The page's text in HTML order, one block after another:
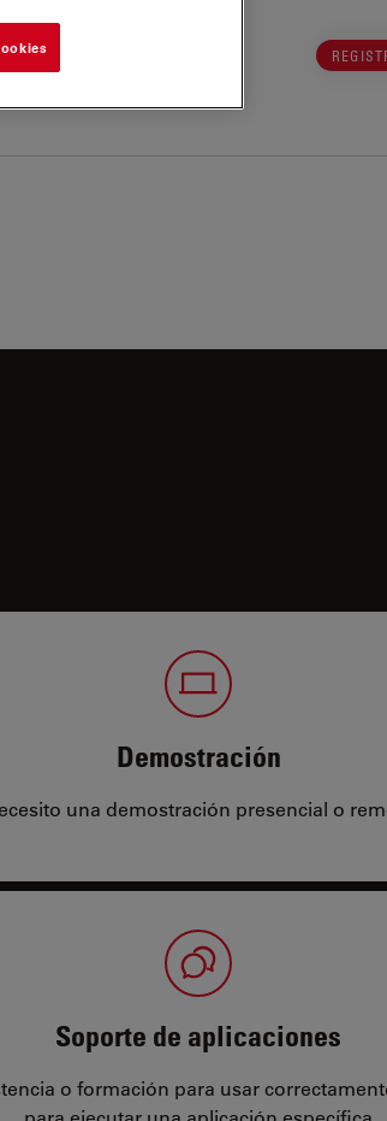
Demostración
una demostración presencial o
Soporte de aplicaciones
o formación para usar